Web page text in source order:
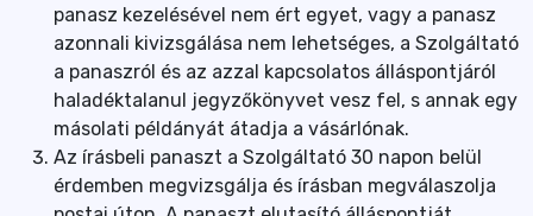
panasz kezelésével nem ért egyet, vagy a panasz
azonnali kivizsgálása nem lehetséges, a Szolgáltató
a panaszról és az azzal kapcsolatos álláspontjáról
haladéktalanul jegyzőkönyvet vesz fel, s annak egy
másolati példányát átadja a vásárlónak.
Az írásbeli panaszt a Szolgáltató 30 napon belül
érdemben megvizsgálja és írásban megválaszolja